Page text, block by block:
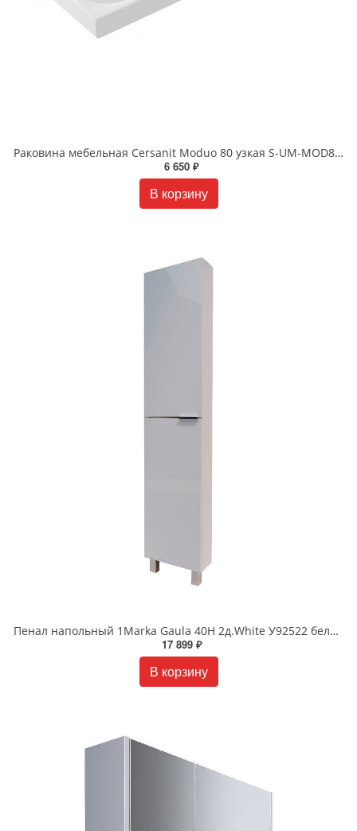
Раковина мебельная Cersanit Moduo 80 узкая S-UM-MOD80SL/1 белая
6 650 ₽
В корзину
Пенал напольный 1Marka Gaula 40Н 2д.White У92522 белый
17 899 ₽
В корзину